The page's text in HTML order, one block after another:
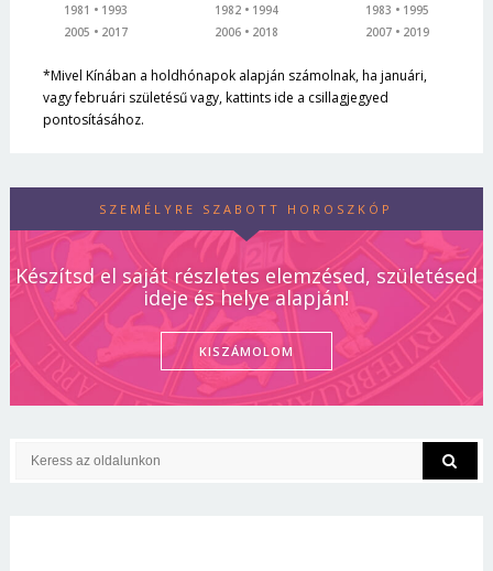
1981
1993
2005
2017
1982
1994
2006
2018
1983
1995
2007
2019
*Mivel Kínában a holdhónapok alapján számolnak, ha januári,
vagy februári születésű vagy, kattints ide a csillagjegyed
pontosításához.
SZEMÉLYRE SZABOTT HOROSZKÓP
Készítsd el saját részletes elemzésed, születésed
ideje és helye alapján!
KISZÁMOLOM